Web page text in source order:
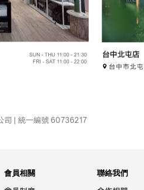
| 統一編號 60736217
會員相關
聯絡我們